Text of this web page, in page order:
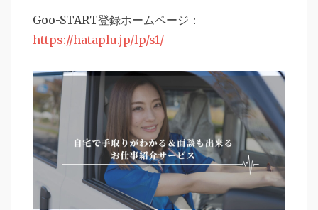
Goo-START登録ホームページ：
https://hataplu.jp/lp/s1/